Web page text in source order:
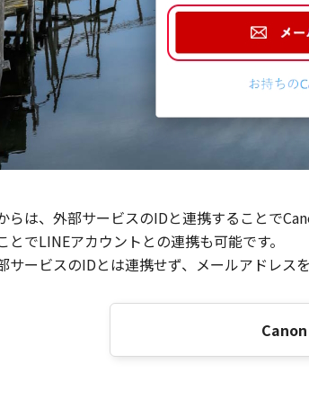
は、外部サービスのIDと連携することで
とでLINEアカウントとの連携も可能です。
ービスのIDとは連携せず、メールアドレス